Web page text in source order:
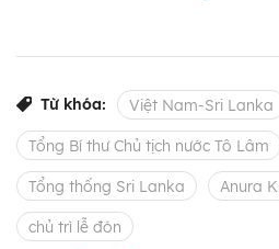
Từ khóa: Việt Nam-Sri Lanka
Tổng Bí thư Chủ tịch nước Tô Lâm
Tổng thống Sri Lanka Anura
chủ trì lễ đón